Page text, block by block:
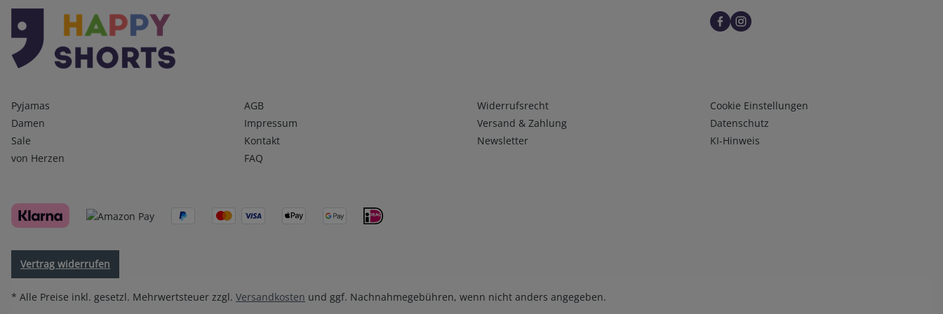
Kategorien
Pyjamas
Damen
Sale
von Herzen
Infos 1
AGB
Impressum
Kontakt
FAQ
Infos 2
Widerrufsrecht
Versand & Zahlung
Newsletter
Infos 3
Cookie Einstellungen
Datenschutz
KI-Hinweis
Vertrag widerrufen
* Alle Preise inkl. gesetzl. Mehrwertsteuer zzgl. Versandkosten und ggf. Nachnahmegebühren, wenn nicht anders angegeben.